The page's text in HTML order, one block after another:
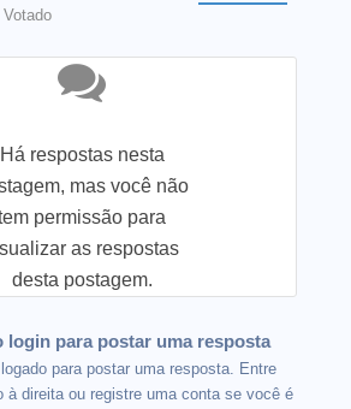
Votado
Há respostas nesta
mas você não
permissão para
as respostas
desta postagem.
login para postar uma resposta
para postar uma resposta. Entre
à direita ou registre uma conta se você é